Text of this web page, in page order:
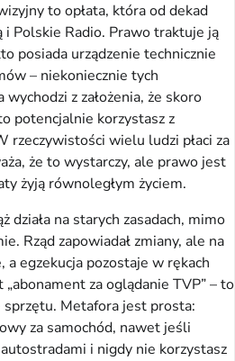
to opłata, która od dekad
Polskie Radio. Prawo traktuje ją
posiada urządzenie technicznie
– niekoniecznie tych
z założenia, że skoro
potencjalnie korzystasz z
rzeczywistości wielu ludzi płaci za
że to wystarczy, ale prawo jest
żyją równoległym życiem.
na starych zasadach, mimo
Rząd zapowiadał zmiany, ale na
a egzekucja pozostaje w rękach
za oglądanie TVP” – to
sprzętu. Metafora jest prosta:
za samochód, nawet jeśli
i nigdy nie korzystasz